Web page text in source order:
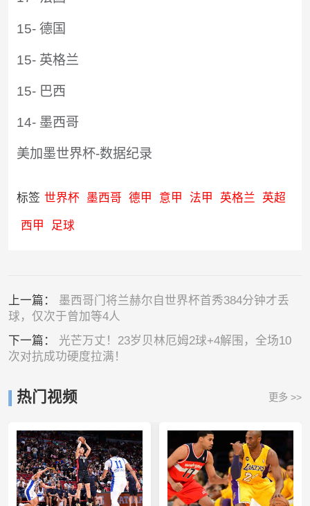
15- 德国
15- 英格兰
15- 巴西
14- 墨西哥
美加墨世界杯-数据纪录
标签 世界杯 墨西哥 德甲 意甲 法甲 英格兰 英超
西甲 足球
上一篇： 墨西哥门将兰赫尔自世界杯首秀384分钟才丢
球，仅次于曾加等4人
下一篇： 光芒万丈！23岁贝林厄姆2球+4解围，全场10
次对抗成功硬度拉满！
热门视频 更多 >>